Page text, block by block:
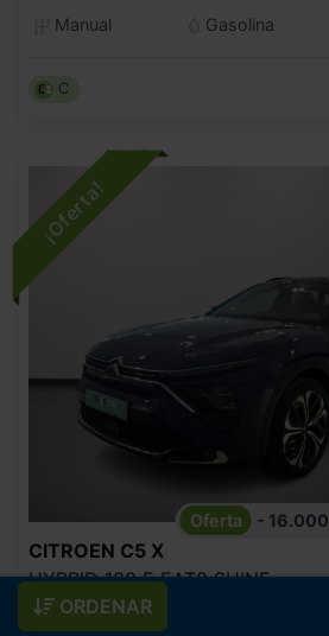
ORDENAR
Manual
Gasolina
C
- 16.000
CITROEN C5 X
HYBRID 180 E EAT8 SHINE
37.644 km